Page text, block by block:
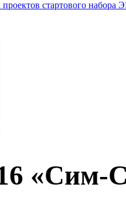
стартового набора
«Сим-